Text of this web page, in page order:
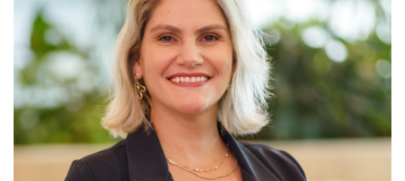
Precisão
Automação
Robótica
Conectividade
Dados